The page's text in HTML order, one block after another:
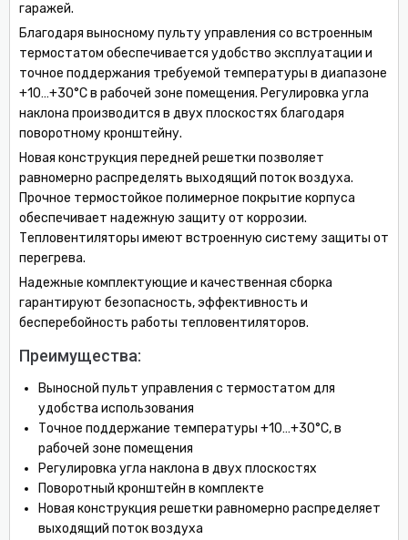
гаражей.
Благодаря выносному пульту управления со встроенным
термостатом обеспечивается удобство эксплуатации и
точное поддержания требуемой температуры в диапазоне
+10…+30°С в рабочей зоне помещения. Регулировка угла
наклона производится в двух плоскостях благодаря
поворотному кронштейну.
Новая конструкция передней решетки позволяет
равномерно распределять выходящий поток воздуха.
Прочное термостойкое полимерное покрытие корпуса
обеспечивает надежную защиту от коррозии.
Тепловентиляторы имеют встроенную систему защиты от
перегрева.
Надежные комплектующие и качественная сборка
гарантируют безопасность, эффективность и
бесперебойность работы тепловентиляторов.
Преимущества:
Выносной пульт управления с термостатом для
удобства использования
Точное поддержание температуры +10…+30°С, в
рабочей зоне помещения
Регулировка угла наклона в двух плоскостях
Поворотный кронштейн в комплекте
Новая конструкция решетки равномерно распределяет
выходящий поток воздуха